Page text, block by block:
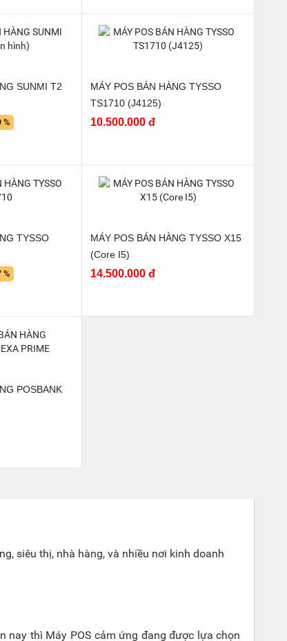
SUNMI T2
%
MÁY POS BÁN HÀNG TYSSO
TS1710 (J4125)
10.500.000 đ
TYSSO
%
MÁY POS BÁN HÀNG TYSSO X15
(Core I5)
14.500.000 đ
POSBANK
siêu thị, nhà hàng, và nhiều nơi kinh doanh
nay thì Máy POS cảm ứng đang được lựa chọn